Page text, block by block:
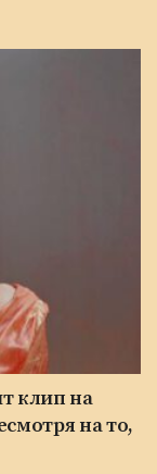
клип на
на то,